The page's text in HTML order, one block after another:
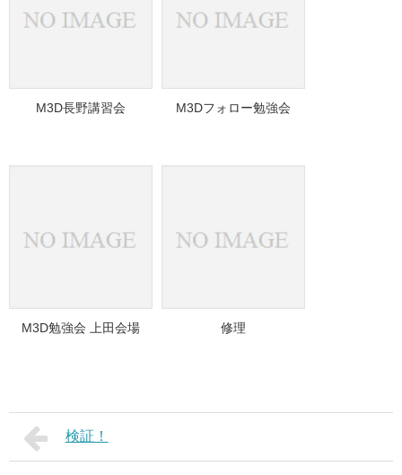
M3D長野講習会 M3Dフォロー勉強会
M3D勉強会 上田会場 修理
検証！